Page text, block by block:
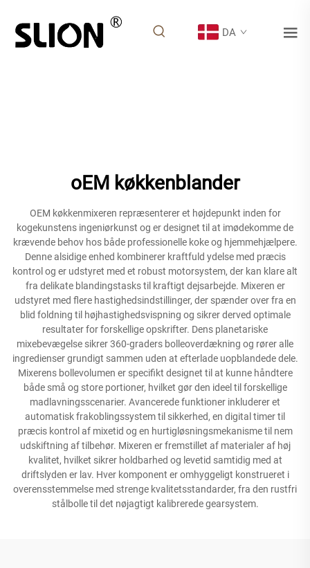
DA
oEM køkkenblander
OEM køkkenmixeren repræsenterer et højdepunkt inden for
kogekunstens ingeniørkunst og er designet til at imødekomme de
krævende behov hos både professionelle koke og hjemmehjælpere.
Denne alsidige enhed kombinerer kraftfuld ydelse med præcis
kontrol og er udstyret med et robust motorsystem, der kan klare alt
fra delikate blandingstasks til kraftigt dejsarbejde. Mixeren er
udstyret med flere hastighedsindstillinger, der spænder over fra en
blid foldning til højhastighedsvispning og sikrer derved optimale
resultater for forskellige opskrifter. Dens planetariske
mixebevægelse sikrer 360-graders bolleoverdækning og rører alle
ingredienser grundigt sammen uden at efterlade uopblandede dele.
Mixerens bollevolumen er specifikt designet til at kunne håndtere
både små og store portioner, hvilket gør den ideel til forskellige
madlavningsscenarier. Avancerede funktioner inkluderer et
automatisk frakoblingssystem til sikkerhed, en digital timer til
præcis kontrol af mixetid og en hurtigløsningsmekanisme til nem
udskiftning af tilbehør. Mixeren er fremstillet af materialer af høj
kvalitet, hvilket sikrer holdbarhed og levetid samtidig med at
driftslyden er lav. Hver komponent er omhyggeligt konstrueret i
overensstemmelse med strenge kvalitetsstandarder, fra den rustfri
stålbolle til det nøjagtigt kalibrerede gearsystem.